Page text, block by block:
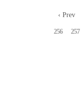
‹ Prev
256 257